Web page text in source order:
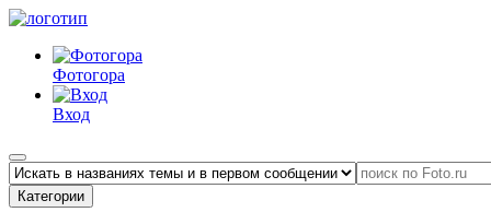
Фотогора
Вход
Категории